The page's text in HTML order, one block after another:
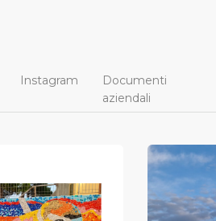
Instagram
Documenti
aziendali